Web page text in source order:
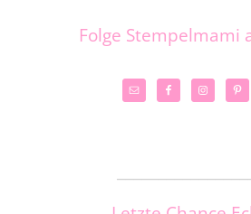
Folge Stempelmami